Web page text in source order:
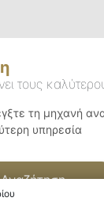
τους
τη μηχανή
υπηρεσία
Αναζήτηση